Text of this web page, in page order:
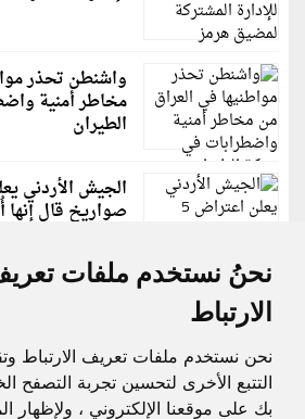
نحنُ نستخدم ملفات
الارتباط
نحن نستخدم ملفات تعريف الارتباط
التتبع الأخرى لتحسين تجربة التصفح
بك على موقعنا الإلكتروني ، ولإظهار
واشنطن تحذر
مخاطر أمنية
الطيران
صواريخ قال إنها
جميع الحقوق محفوظة لدنيا الوطن © 2003 -